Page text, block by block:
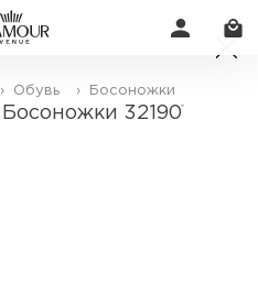
› Обувь › Босоножки